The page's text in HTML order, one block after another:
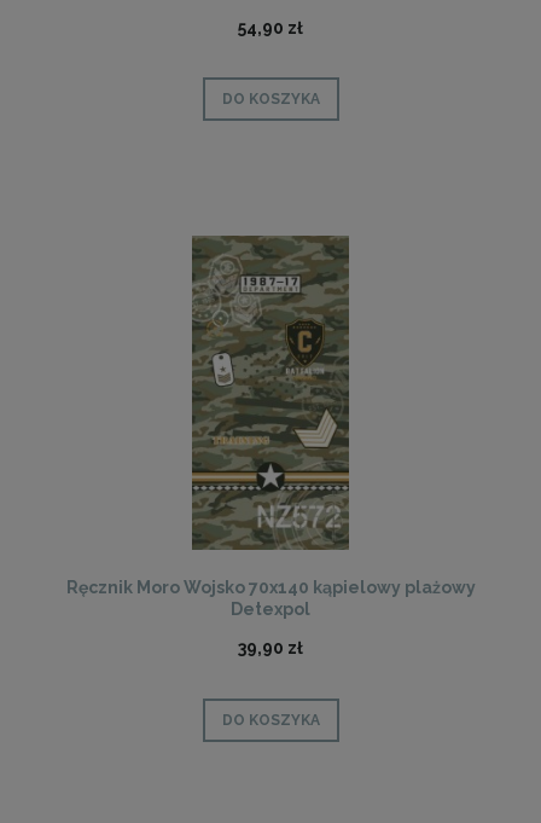
54,90 zł
DO KOSZYKA
Ręcznik Moro Wojsko 70x140 kąpielowy plażowy
Detexpol
39,90 zł
DO KOSZYKA